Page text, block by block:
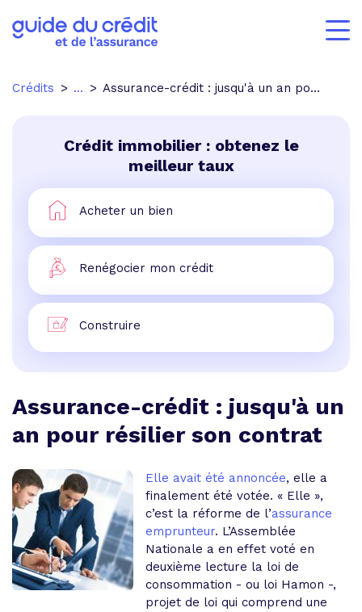
Crédits ... Assurance-crédit : jusqu'à un an pour résilier son contrat
Crédit immobilier : obtenez le
meilleur taux
Acheter un bien
Renégocier mon crédit
Construire
Assurance-crédit : jusqu'à un
an pour résilier son contrat
Elle avait été annoncée, elle a
finalement été votée. « Elle »,
c’est la réforme de l’assurance
emprunteur. L’Assemblée
Nationale a en effet voté en
deuxième lecture la loi de
consommation - ou loi Hamon -,
projet de loi qui comprend une